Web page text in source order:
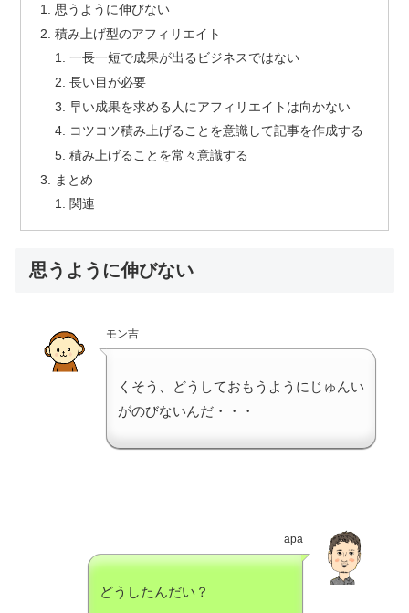
思うように伸びない
積み上げ型のアフィリエイト
一長一短で成果が出るビジネスではない
長い目が必要
早い成果を求める人にアフィリエイトは向かない
コツコツ積み上げることを意識して記事を作成する
積み上げることを常々意識する
まとめ
関連
思うように伸びない
モン吉
くそう、どうしておもうようにじゅんい
がのびないんだ・・・
apa
どうしたんだい？